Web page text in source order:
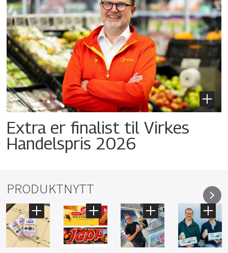
Extra er finalist til Virkes
Handelspris 2026
PRODUKTNYTT